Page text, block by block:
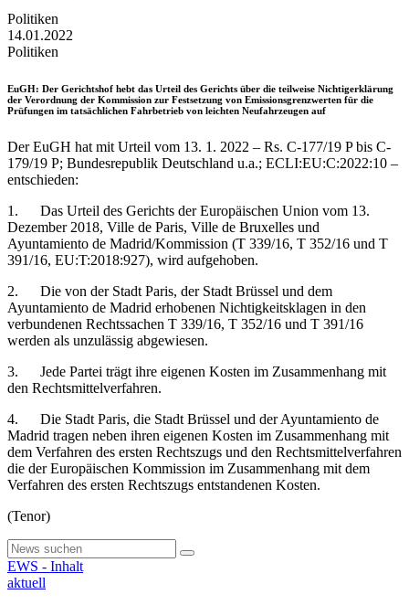
Politiken
14.01.2022
Politiken
EuGH: Der Gerichtshof hebt das Urteil des Gerichts über die teilweise Nichtigerklärung
der Verordnung der Kommission zur Festsetzung von Emissionsgrenzwerten für die
Prüfungen im tatsächlichen Fahrbetrieb von leichten Neufahrzeugen auf
Der EuGH hat mit Urteil vom 13. 1. 2022 – Rs. C-177/19 P bis C-
179/19 P; Bundesrepublik Deutschland u.a.; ECLI:EU:C:2022:10 –
entschieden:
1. Das Urteil des Gerichts der Europäischen Union vom 13.
Dezember 2018, Ville de Paris, Ville de Bruxelles und
Ayuntamiento de Madrid/Kommission (T 339/16, T 352/16 und T
391/16, EU:T:2018:927), wird aufgehoben.
2. Die von der Stadt Paris, der Stadt Brüssel und dem
Ayuntamiento de Madrid erhobenen Nichtigkeitsklagen in den
verbundenen Rechtssachen T 339/16, T 352/16 und T 391/16
werden als unzulässig abgewiesen.
3. Jede Partei trägt ihre eigenen Kosten im Zusammenhang mit
den Rechtsmittelverfahren.
4. Die Stadt Paris, die Stadt Brüssel und der Ayuntamiento de
Madrid tragen neben ihren eigenen Kosten im Zusammenhang mit
dem Verfahren des ersten Rechtszugs und den Rechtsmittelverfahren
die der Europäischen Kommission im Zusammenhang mit dem
Verfahren des ersten Rechtszugs entstandenen Kosten.
(Tenor)
EWS - Inhalt
aktuell